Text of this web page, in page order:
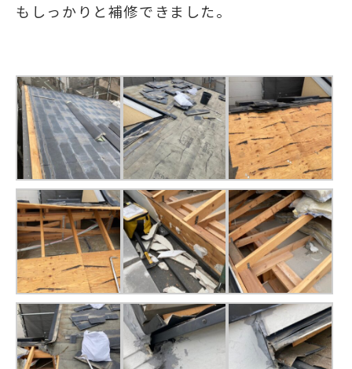
もしっかりと補修できました。